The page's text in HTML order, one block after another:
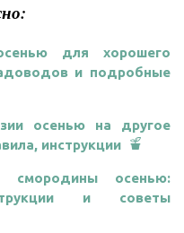
для хорошего
и подробные
осенью на другое
инструкции
смородины осенью:
и советы